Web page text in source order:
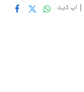
| اپ ڈیٹ